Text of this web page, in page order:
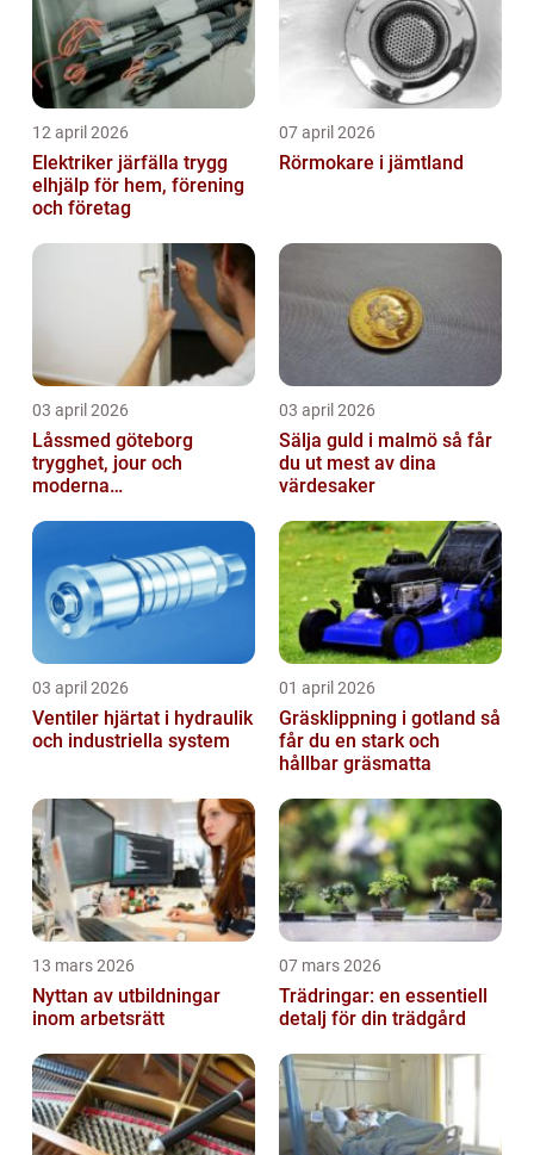
12 april 2026
Elektriker järfälla trygg
elhjälp för hem, förening
och företag
07 april 2026
Rörmokare i jämtland
03 april 2026
Låssmed göteborg
trygghet, jour och
moderna
03 april 2026
Sälja guld i malmö så får
du ut mest av dina
värdesaker
03 april 2026
Ventiler hjärtat i hydraulik
och industriella system
01 april 2026
Gräsklippning i gotland så
får du en stark och
hållbar gräsmatta
13 mars 2026
Nyttan av utbildningar
inom arbetsrätt
07 mars 2026
Trädringar: en essentiell
detalj för din trädgård